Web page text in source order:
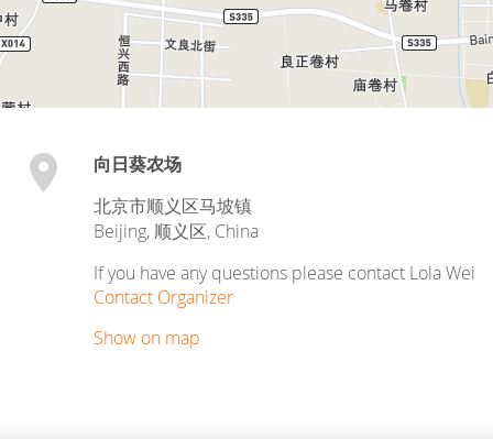
向日葵农场
北京市顺义区马坡镇
Beijing, 顺义区, China
If you have any questions please contact Lola Wei
Contact Organizer
Show on map